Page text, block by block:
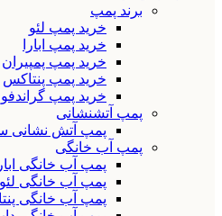
برند پمپ
خرید پمپ لئو
خرید پمپ ابارا
خرید پمپ پمپیران
خرید پمپ پنتاکس
خرید پمپ
پمپ آتشنشانی
پمپ آتش نشانی
پمپ آب خانگی
پمپ آب خانگی ابارا
پمپ آب خانگی لئو
پمپ آب خانگی